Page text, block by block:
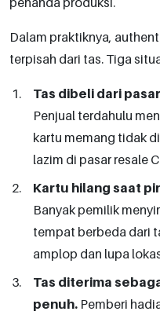
Dalam praktiknya,
terpisah dari tas. Tiga
Tas dibeli dari
Penjual terdahulu
kartu memang tidak
lazim di pasar resale
Kartu hilang saat
Banyak pemilik
tempat berbeda dari
amplop dan lupa
Tas diterima
penuh. Pemberi